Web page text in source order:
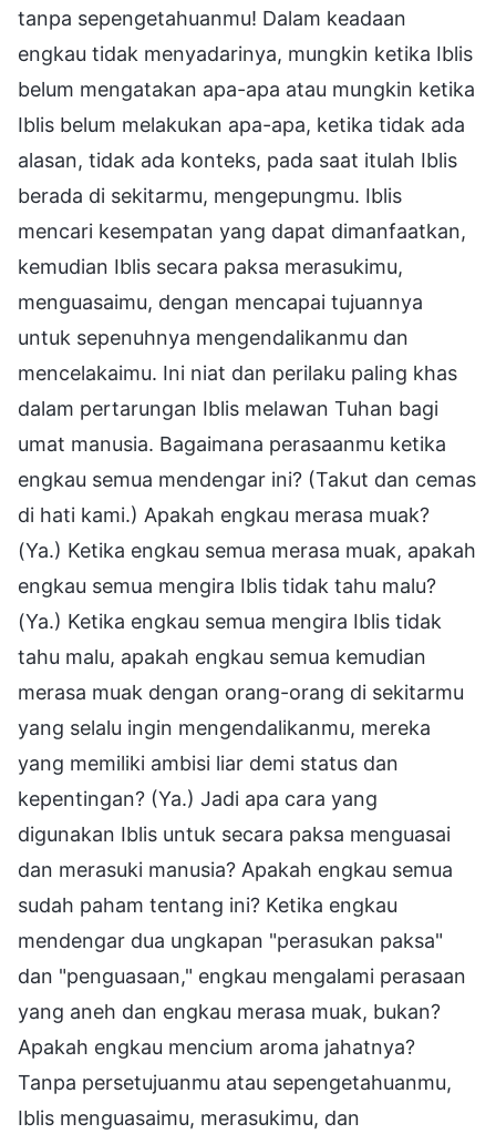
tanpa sepengetahuanmu! Dalam keadaan
engkau tidak menyadarinya, mungkin ketika Iblis
belum mengatakan apa-apa atau mungkin ketika
Iblis belum melakukan apa-apa, ketika tidak ada
alasan, tidak ada konteks, pada saat itulah Iblis
berada di sekitarmu, mengepungmu. Iblis
mencari kesempatan yang dapat dimanfaatkan,
kemudian Iblis secara paksa merasukimu,
menguasaimu, dengan mencapai tujuannya
untuk sepenuhnya mengendalikanmu dan
mencelakaimu. Ini niat dan perilaku paling khas
dalam pertarungan Iblis melawan Tuhan bagi
umat manusia. Bagaimana perasaanmu ketika
engkau semua mendengar ini? (Takut dan cemas
di hati kami.) Apakah engkau merasa muak?
(Ya.) Ketika engkau semua merasa muak, apakah
engkau semua mengira Iblis tidak tahu malu?
(Ya.) Ketika engkau semua mengira Iblis tidak
tahu malu, apakah engkau semua kemudian
merasa muak dengan orang-orang di sekitarmu
yang selalu ingin mengendalikanmu, mereka
yang memiliki ambisi liar demi status dan
kepentingan? (Ya.) Jadi apa cara yang
digunakan Iblis untuk secara paksa menguasai
dan merasuki manusia? Apakah engkau semua
sudah paham tentang ini? Ketika engkau
mendengar dua ungkapan "perasukan paksa"
dan "penguasaan," engkau mengalami perasaan
yang aneh dan engkau merasa muak, bukan?
Apakah engkau mencium aroma jahatnya?
Tanpa persetujuanmu atau sepengetahuanmu,
Iblis menguasaimu, merasukimu, dan